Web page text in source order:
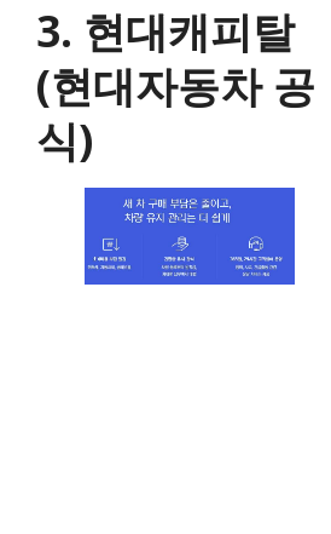
3. 현대캐피탈
(현대자동차 공
식)